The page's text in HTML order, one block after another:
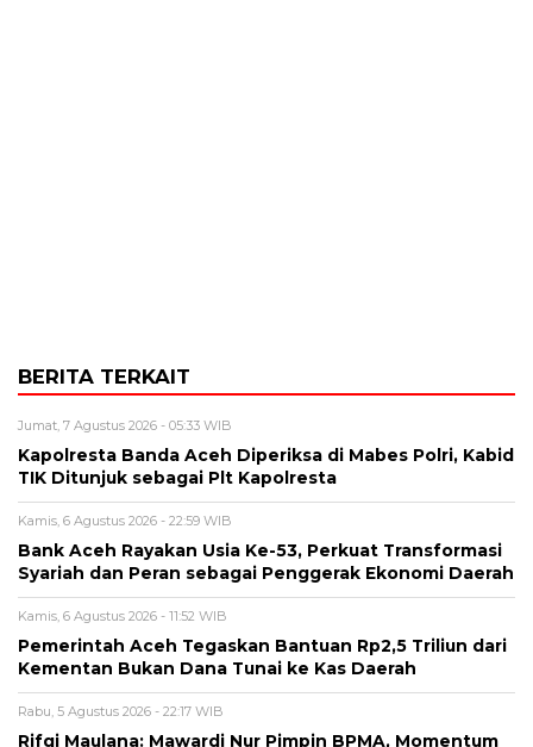
BERITA TERKAIT
Jumat, 7 Agustus 2026 - 05:33 WIB
Kapolresta Banda Aceh Diperiksa di Mabes Polri, Kabid
TIK Ditunjuk sebagai Plt Kapolresta
Kamis, 6 Agustus 2026 - 22:59 WIB
Bank Aceh Rayakan Usia Ke-53, Perkuat Transformasi
Syariah dan Peran sebagai Penggerak Ekonomi Daerah
Kamis, 6 Agustus 2026 - 11:52 WIB
Pemerintah Aceh Tegaskan Bantuan Rp2,5 Triliun dari
Kementan Bukan Dana Tunai ke Kas Daerah
Rabu, 5 Agustus 2026 - 22:17 WIB
Rifqi Maulana: Mawardi Nur Pimpin BPMA, Momentum